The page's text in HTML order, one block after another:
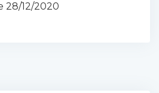
28/12/2020